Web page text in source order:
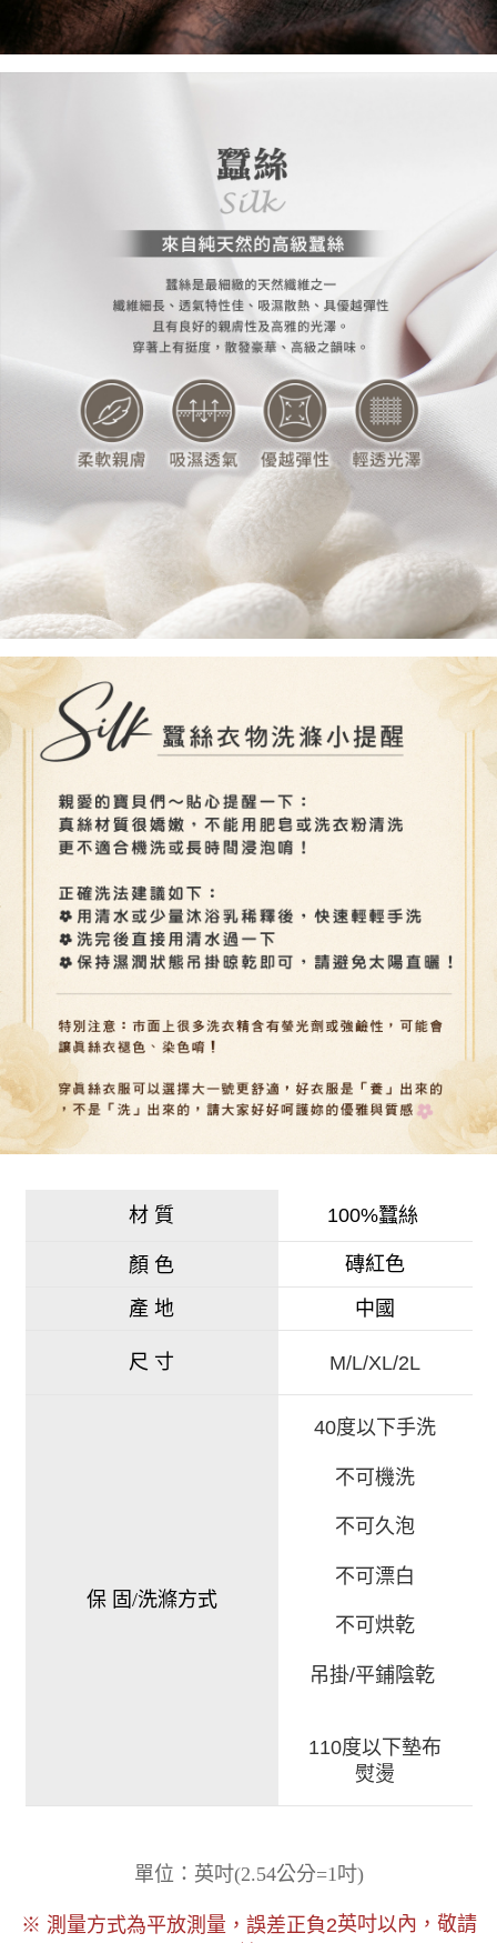
材 質 100%蠶絲
顏 色
磚紅色
產 地
中國
尺 寸 M/L/XL/2L
保 固/洗滌方式
40度以下手洗
不可機洗
不可久泡
不可漂白
不可烘乾
吊掛/平鋪陰乾
110度以下墊布
熨燙
單位：英吋(2.54公分=1吋)
※ 測量方式為平放測量，誤差正負2英吋以內，敬請